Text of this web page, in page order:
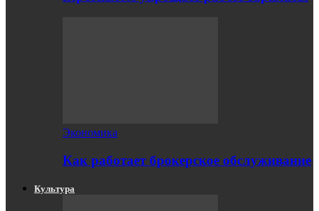
Экономика
Как работает брокерское обслуживание
Культура